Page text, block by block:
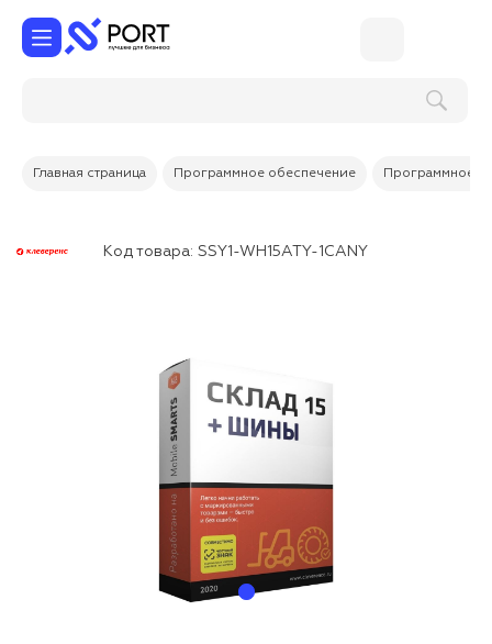
Главная страница Программное обеспечение Программное
Код товара: SSY1-WH15ATY-1CANY